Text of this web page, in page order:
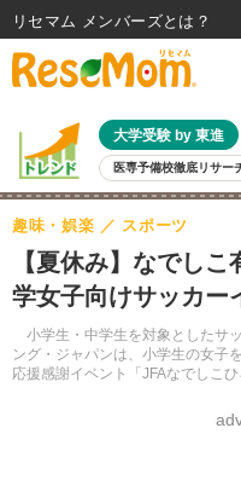
大学受験 by 東進
医専予備校徹底リサー
親子で考える大学選び 高校受験
共通テスト 夏休み
8月開催イベント・WS 全国公立
自由研究教材（小学生向け） 自
【夏休み】なでし
学女子向けサッカー
小学生・中学生を対象としたサ
ング・ジャパンは、小学生の女子
応援感謝イベント「JFAなでしこ
趣味・娯楽 スポーツ
リセマム メンバーズ